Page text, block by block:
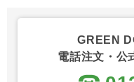
GREEN
電話注文・公